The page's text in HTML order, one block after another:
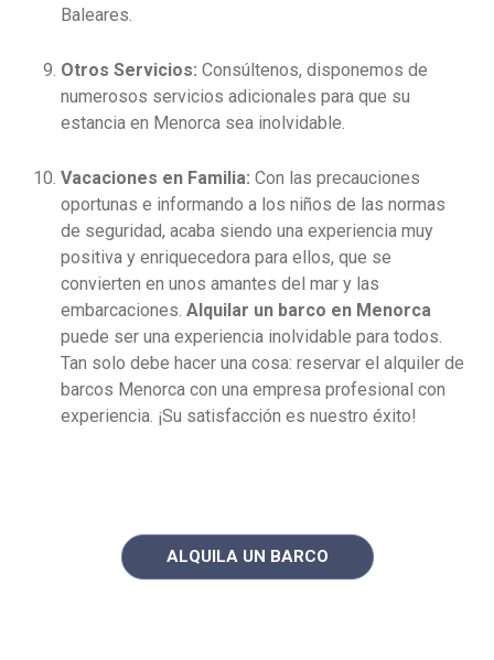
Baleares.
Otros Servicios: Consúltenos, disponemos de
numerosos servicios adicionales para que su
estancia en Menorca sea inolvidable.
Vacaciones en Familia: Con las precauciones
oportunas e informando a los niños de las normas
de seguridad, acaba siendo una experiencia muy
positiva y enriquecedora para ellos, que se
convierten en unos amantes del mar y las
embarcaciones. Alquilar un barco en Menorca
puede ser una experiencia inolvidable para todos.
Tan solo debe hacer una cosa: reservar el alquiler de
barcos Menorca con una empresa profesional con
experiencia. ¡Su satisfacción es nuestro éxito!
ALQUILA UN BARCO